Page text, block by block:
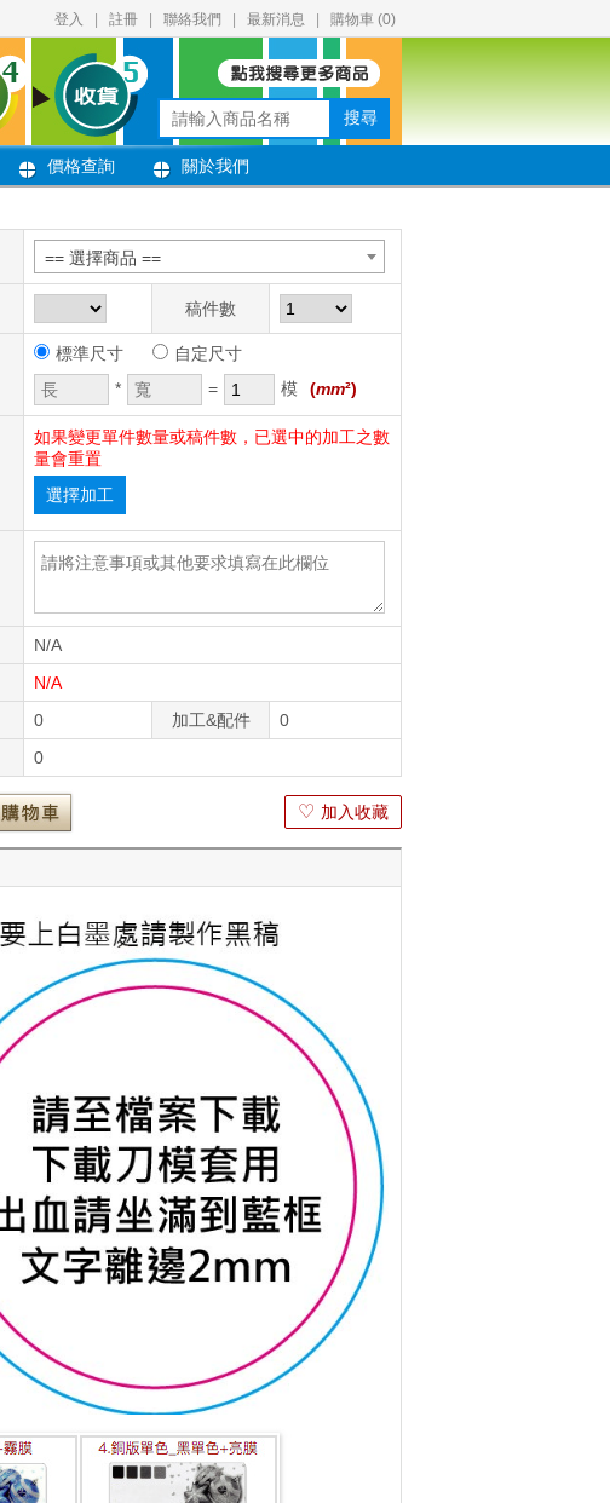
登入 註冊 聯絡我們 最新消息 購物車 (0)
搜尋
價格查詢 關於我們
== 選擇商品 ==
稿件數
標準尺寸
自定尺寸
*
= 模 (mm²)
如果變更單件數量或稿件數，已選中的加工之數
量會重置
選擇加工
N/A
N/A
0 加工&配件
0
0
♡ 加入收藏